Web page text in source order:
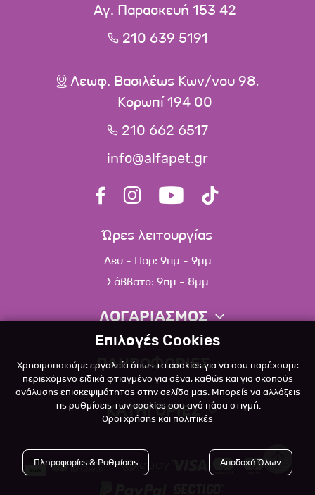
Αγ. Παρασκευή 153 42
210 639 5191
Λεωφ. Βασιλέως Κων/νου 98,
Κορωπί 194 00
210 662 6517
info@alfapet.gr
Ώρες λειτουργίας
Δευ - Παρ: 9πμ - 9μμ
Σάββατο: 9πμ - 8μμ
ΛΟΓΑΡΙΑΣΜΟΣ
Πληροφορίες λογαριασμού
Λίστα αγαπημένων
Πολιτική επιστροφών
ΠΛΗΡΟΦΟΡΙΕΣ
Σχετικά
Επικοινωνία
Blog
Όροι Χρήσης
ΚΑΤΗΓΟΡΙΕΣ
Επιλογές Cookies
Χρησιμοποιούμε εργαλεία όπως τα cookies για να σου παρέχουμε
περιεχόμενο ειδικά φτιαγμένο για σένα, καθώς και για σκοπούς
ανάλυσης επισκεψιμότητας στην σελίδα μας. Μπορείς να αλλάξεις
τις ρυθμίσεις των cookies σου ανά πάσα στιγμή.
Όροι χρήσης και πολιτικές
Πληροφορίες & Ρυθμίσεις Αποδοχή Όλων